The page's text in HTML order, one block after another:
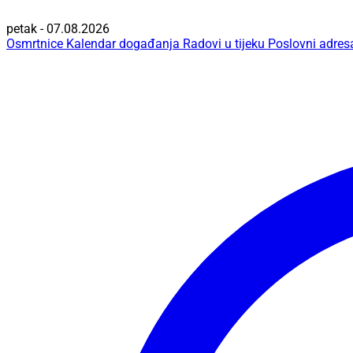
petak - 07.08.2026
Osmrtnice Kalendar događanja Radovi u tijeku Poslovni